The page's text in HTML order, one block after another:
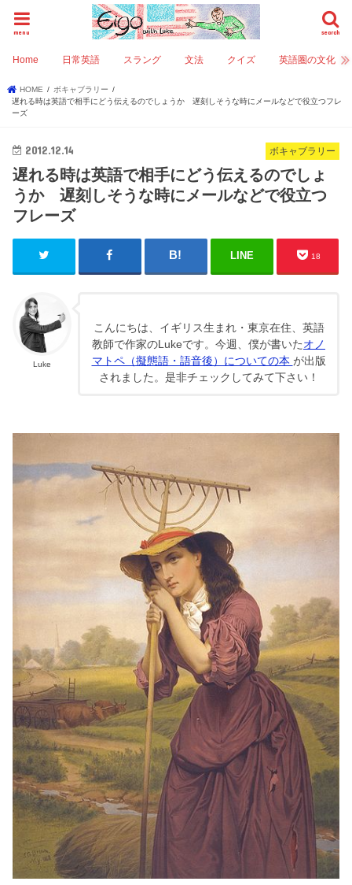
search
menu
Home 日常英語 スラング 文法 クイズ 英語圏の文化
HOME
ボキャブラリー
遅れる時は英語で相手にどう伝えるのでしょうか 遅刻しそうな時にメールなどで役立つフレ
ーズ
ボキャブラリー
2012.12.14
遅れる時は英語で相手にどう伝えるのでしょ
うか 遅刻しそうな時にメールなどで役立つ
フレーズ
LINE 18
Luke
こんにちは、イギリス生まれ・東京在住、英語
教師で作家のLukeです。今週、僕が書いたオノ
マトペ（擬態語・語音後）についての本 が出版
されました。是非チェックしてみて下さい！